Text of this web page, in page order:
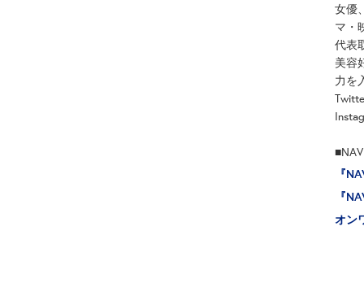
女優
マ・
代表
美容
力を
『
『
オン